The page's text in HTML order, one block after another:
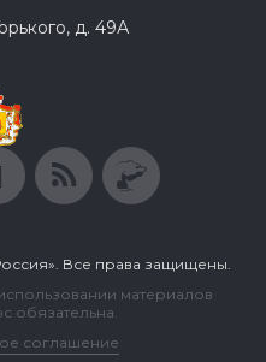
д. 49А
Все права защищены.
материалов
обязательна.
соглашение